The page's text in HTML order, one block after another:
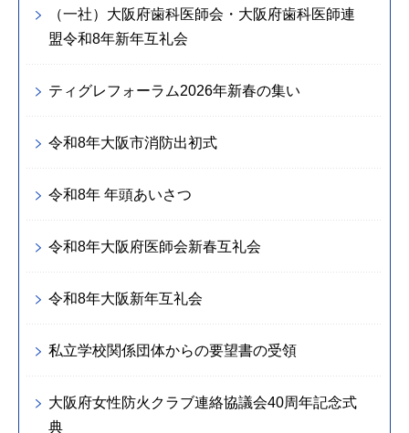
（一社）大阪府歯科医師会・大阪府歯科医師連
盟令和8年新年互礼会
ティグレフォーラム2026年新春の集い
令和8年大阪市消防出初式
令和8年 年頭あいさつ
令和8年大阪府医師会新春互礼会
令和8年大阪新年互礼会
私立学校関係団体からの要望書の受領
大阪府女性防火クラブ連絡協議会40周年記念式
典